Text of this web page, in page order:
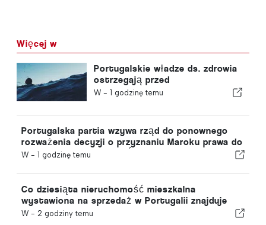
Więcej w
Portugalskie władze ds. zdrowia
ostrzegają przed
niebezpieczeństwem utonięcia
W - 1 godzinę temu
Portugalska partia wzywa rząd do ponownego
rozważenia decyzji o przyznaniu Maroku prawa do
organizacji Mistrzostw Świata w Piłce Nożnej w
W - 1 godzinę temu
Co dziesiąta nieruchomość mieszkalna
wystawiona na sprzedaż w Portugalii znajduje
nabywcę w mniej niż tydzień
W - 2 godziny temu